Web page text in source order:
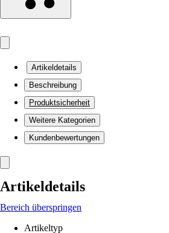
Artikeldetails
Beschreibung
Produktsicherheit
Weitere Kategorien
Kundenbewertungen
Artikeldetails
Bereich überspringen
Artikeltyp